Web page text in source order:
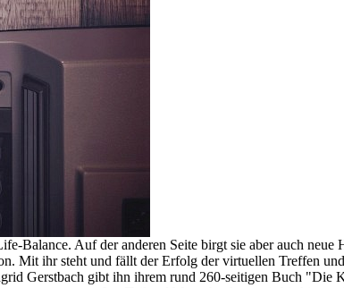
Balance. Auf der anderen Seite birgt sie aber auch neue
Mit ihr steht und fällt der Erfolg der virtuellen Treffen
Gerstbach gibt ihn ihrem rund 260-seitigen Buch